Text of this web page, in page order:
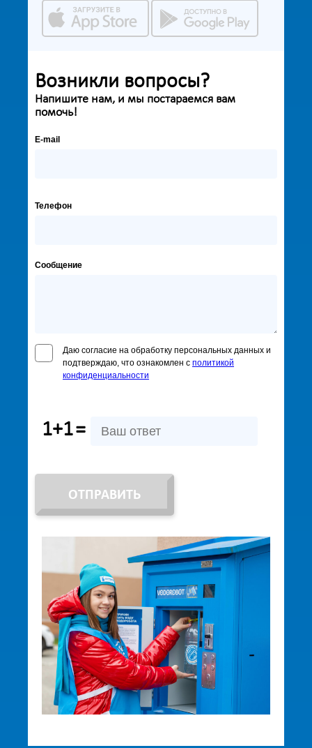
Возникли вопросы?
Напишите нам, и мы постараемся вам
помочь!
E-mail
Телефон
Сообщение
Даю согласие на обработку персональных данных и
подтверждаю, что ознакомлен с политикой
конфиденциальности
1+1=
ОТПРАВИТЬ